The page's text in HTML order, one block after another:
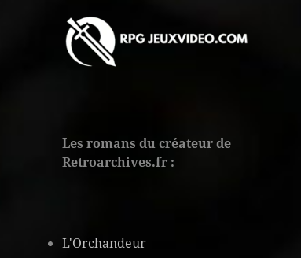
Les romans du créateur de
Retroarchives.fr :
L'Orchandeur